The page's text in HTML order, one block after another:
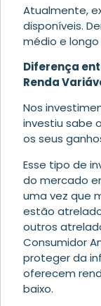
Atualmente,
disponíveis.
médio e
Diferença
Renda
Nos
investiu sabe
os seus
Esse tipo de
do mercado
uma vez que
estão
outros
Consumidor
proteger da
oferecem
baixo.